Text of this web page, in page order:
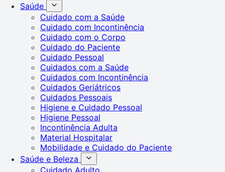
Saúde
Cuidado com a Saúde
Cuidado com Incontinência
Cuidado com o Corpo
Cuidado do Paciente
Cuidado Pessoal
Cuidados com a Saúde
Cuidados com Incontinência
Cuidados Geriátricos
Cuidados Pessoais
Higiene e Cuidado Pessoal
Higiene Pessoal
Incontinência Adulta
Material Hospitalar
Mobilidade e Cuidado do Paciente
Saúde e Beleza
Cuidado Adulto